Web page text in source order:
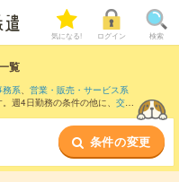
気になる! ログイン 検索
覧
務系、 営業・販売・サービス系
週4日勤務の条件の他に、 交通
条件の変更